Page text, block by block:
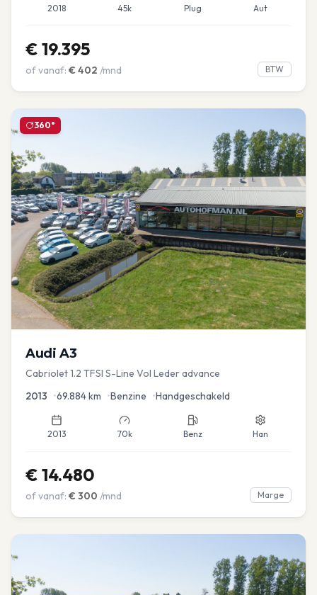
2018 45k Plug Aut
€ 19.395
of vanaf: € 402 /mnd BTW
360°
Audi A3
Cabriolet 1.2 TFSI S-Line Vol Leder advance
2013 •69.884km •Benzine •Handgeschakeld
2013 70k Benz Han
€ 14.480
of vanaf: € 300 /mnd Marge